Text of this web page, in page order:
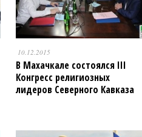
10.12.2015
В Махачкале состоялся III
Конгресс религиозных
лидеров Северного Кавказа